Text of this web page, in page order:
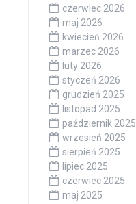
czerwiec 2026
maj 2026
kwiecień 2026
marzec 2026
luty 2026
styczeń 2026
grudzień 2025
listopad 2025
październik 2025
wrzesień 2025
sierpień 2025
lipiec 2025
czerwiec 2025
maj 2025